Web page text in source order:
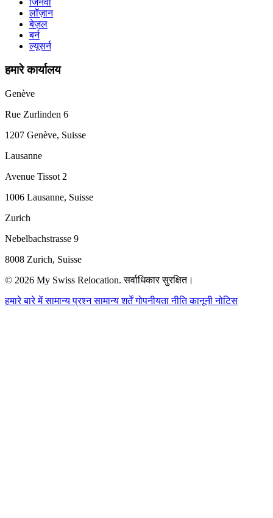
जिनेवा
लॉज़ान
बेज़ल
बर्न
ल्यूसर्न
हमारे कार्यालय
Genève
Rue Zurlinden 6
1207 Genève, Suisse
Lausanne
Avenue Tissot 2
1006 Lausanne, Suisse
Zurich
Nebelbachstrasse 9
8008 Zurich, Suisse
© 2026 My Swiss Relocation. सर्वाधिकार सुरक्षित।
हमारे बारे मेंसामान्य प्रश्नसामान्य शर्तेंगोपनीयता नीतिकानूनी नोटिस